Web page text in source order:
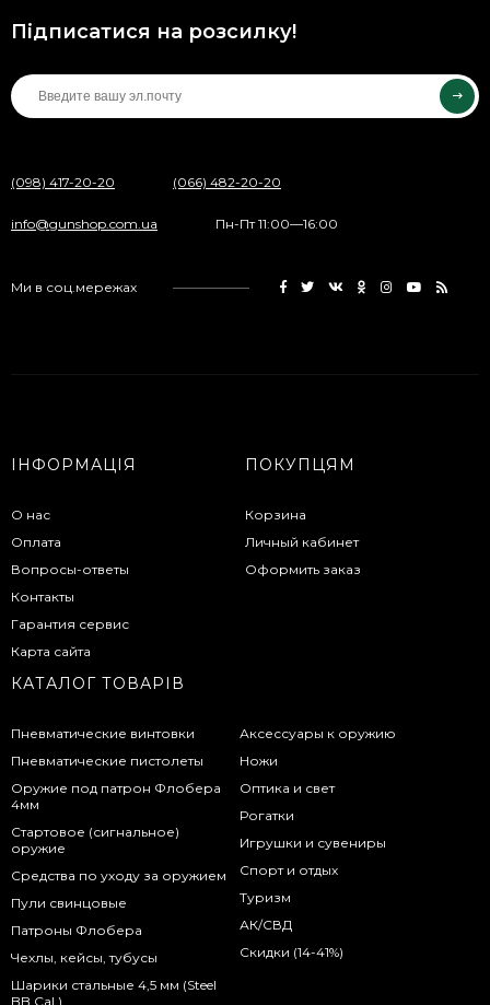
Підписатися на розсилку!
(098) 417-20-20 (066) 482-20-20
info@gunshop.com.ua Пн-Пт 11:00—16:00
Ми в соц.мережах
ІНФОРМАЦІЯ
О нас
Оплата
Вопросы-ответы
Контакты
Гарантия сервис
Карта сайта
ПОКУПЦЯМ
Корзина
Личный кабинет
Оформить заказ
КАТАЛОГ ТОВАРІВ
Пневматические винтовки
Пневматические пистолеты
Оружие под патрон Флобера
4мм
Стартовое (сигнальное)
оружие
Средства по уходу за оружием
Пули свинцовые
Патроны Флобера
Чехлы, кейсы, тубусы
Шарики стальные 4,5 мм (Steel
BB Cal.)
Аксессуары к оружию
Ножи
Оптика и свет
Рогатки
Игрушки и сувениры
Спорт и отдых
Туризм
АК/СВД
Скидки (14-41%)